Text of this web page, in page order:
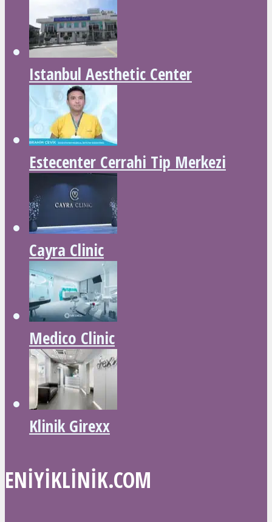
Istanbul Aesthetic Center
Estecenter Cerrahi Tip Merkezi
Cayra Clinic
Medico Clinic
Klinik Girexx
ENIYIKLINIK.COM